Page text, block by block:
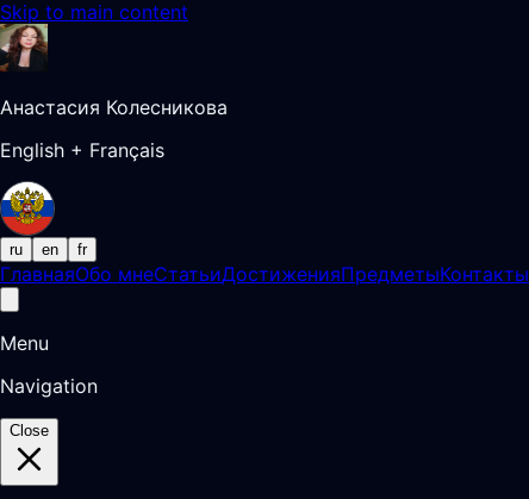
Skip to main content
Анастасия Колесникова
English + Français
ru en fr
ГлавнаяОбо мнеСтатьиДостиженияПредметыКонтакты
Menu
Navigation
Close